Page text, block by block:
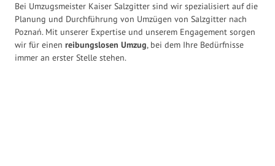
Bei Umzugsmeister Kaiser Salzgitter sind wir spezialisiert auf die
Planung und Durchführung von Umzügen von Salzgitter nach
Poznań. Mit unserer Expertise und unserem Engagement sorgen
wir für einen reibungslosen Umzug, bei dem Ihre Bedürfnisse
immer an erster Stelle stehen.